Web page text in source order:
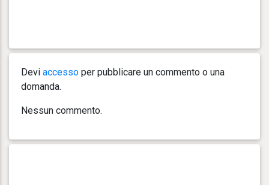
Devi accesso per pubblicare un commento o una
domanda.
Nessun commento.